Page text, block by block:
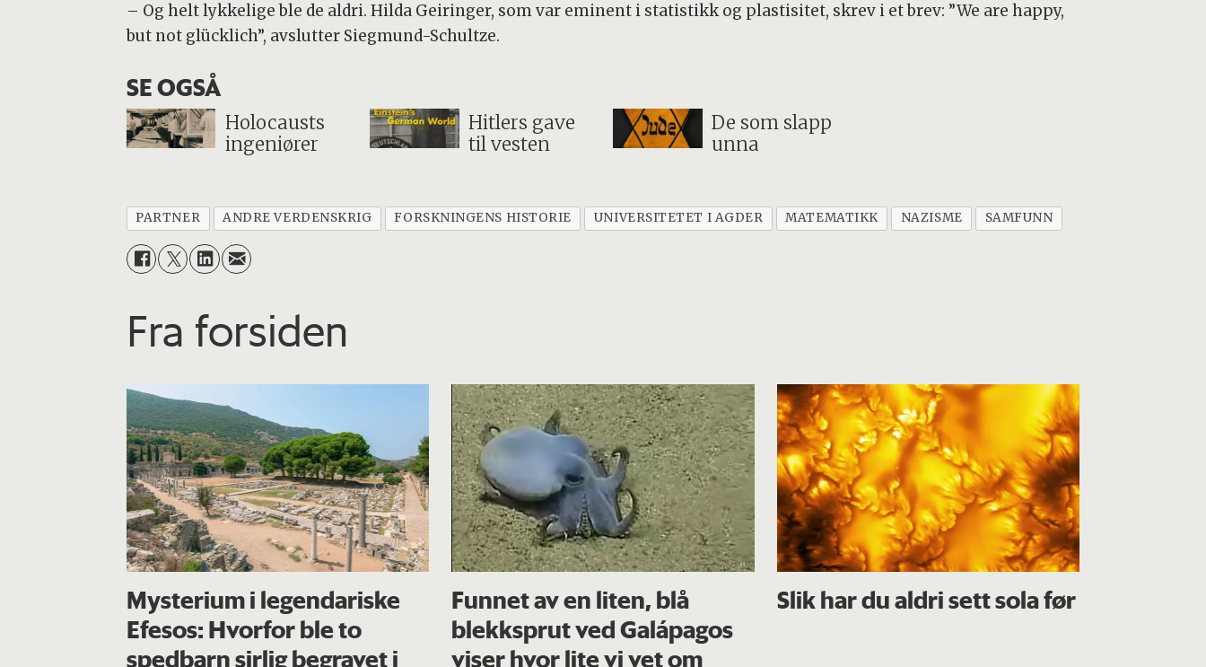
– Og helt lykkelige ble de aldri. Hilda Geiringer, som var eminent i statistikk og plastisitet, skrev i et brev: ”We are happy,
but not glücklich”, avslutter Siegmund-Schultze.
SE OGSÅ
Holocausts
ingeniører
Hitlers gave
til vesten
De som slapp
unna
PARTNER ANDRE VERDENSKRIG FORSKNINGENS HISTORIE UNIVERSITETET I AGDER MATEMATIKK NAZISME SAMFUNN
Fra forsiden
Mysterium i legendariske
Efesos: Hvorfor ble to
spedbarn sirlig begravet i
Funnet av en liten, blå
blekksprut ved Galápagos
viser hvor lite vi vet om
Slik har du aldri sett sola før